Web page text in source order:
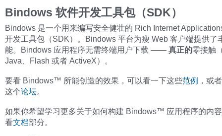
Bindows 软件开发工具包（SDK）
Bindows 是一个用来编写安全健壮的 Rich Internet
开发工具包（SDK）。Bindows 平台为瘦 Web 客户端提供了
能。Bindows 应用程序无需终端用户下载 —— 真正的零接触
Java、Flash 或者 ActiveX）。
要看 Bindows™ 所能创造的效果，可以看一下这些范例 ，或
这个论坛。
如果你希望学习更多关于如何构建 Bindows™ 应用程序的内
看文档部分。